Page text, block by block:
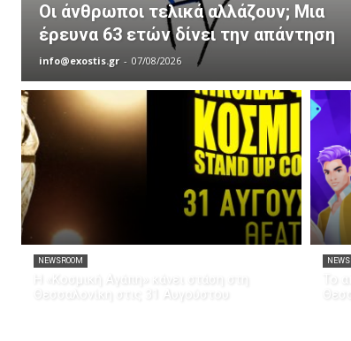
Οι άνθρωποι τελικά αλλάζουν; Μια
έρευνα 63 ετών δίνει την απάντηση
info@exostis.gr - 07/08/2026
NEWSROOM
Η «Κοσμική Αγάπη» κάνει στάση στη
Θεσσαλονίκη στις 31 Αυγούστου
Το